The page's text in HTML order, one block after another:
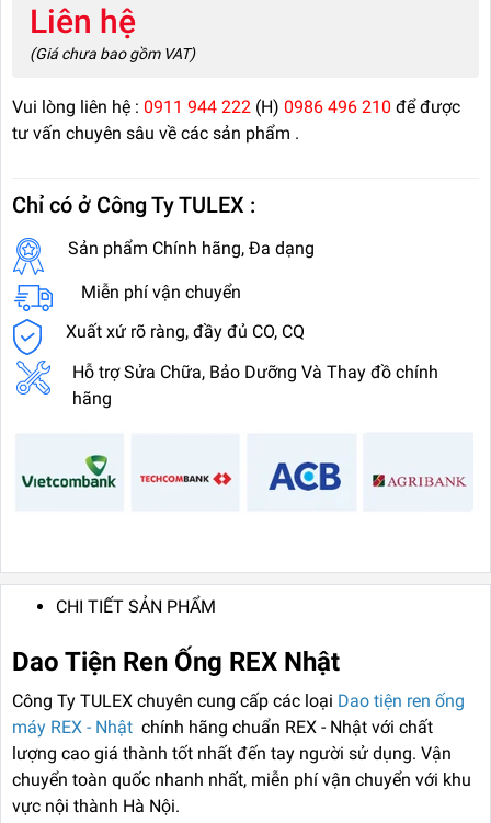
Liên hệ
(Giá chưa bao gồm VAT)
Vui lòng liên hệ : 0911 944 222 (H) 0986 496 210 để được
tư vấn chuyên sâu về các sản phẩm .
Chỉ có ở Công Ty TULEX :
Sản phẩm Chính hãng, Đa dạng
Miễn phí vận chuyển
Xuất xứ rõ ràng, đầy đủ CO, CQ
Hỗ trợ Sửa Chữa, Bảo Dưỡng Và Thay đồ chính
hãng
CHI TIẾT SẢN PHẨM
Dao Tiện Ren Ống REX Nhật
Công Ty TULEX chuyên cung cấp các loại Dao tiện ren ống
máy REX - Nhật chính hãng chuẩn REX - Nhật với chất
lượng cao giá thành tốt nhất đến tay người sử dụng. Vận
chuyển toàn quốc nhanh nhất, miễn phí vận chuyển với khu
vực nội thành Hà Nội.